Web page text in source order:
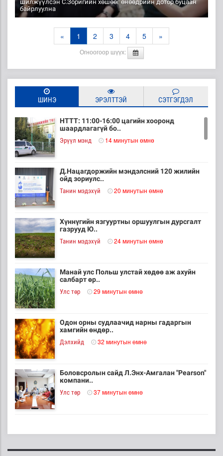
шилжүүлсэн С.Зоригийн хөшөөг өнөөдрийн дотор буцаан
байрлуулна
« 1 2 3 4 5 »
Огноогоор шүүх:
ШИНЭ ЭРЭЛТТЭЙ СЭТГЭГДЭЛ
НТТТ: 11:00-16:00 цагийн хооронд
шаардлагагүй бо..
Эрүүл мэнд 14 минутын өмнө
Д.Нацагдоржийн мэндэлсний 120 жилийн
ойд зориулс..
Танин мэдэхүй 20 минутын өмнө
Хүннүгийн язгууртны оршуулгын дурсгалт
газрууд Ю..
Танин мэдэхүй 24 минутын өмнө
Манай улс Польш улстай хөдөө аж ахуйн
салбарт өр..
Улс төр 29 минутын өмнө
Одон орны судлаачид нарны гадаргын
хамгийн өндөр..
Дэлхийд 32 минутын өмнө
Боловсролын сайд Л.Энх-Амгалан "Pearson"
компани..
Улс төр 37 минутын өмнө